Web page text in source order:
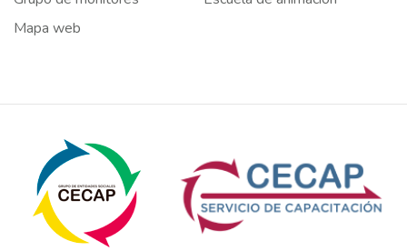
Mapa web